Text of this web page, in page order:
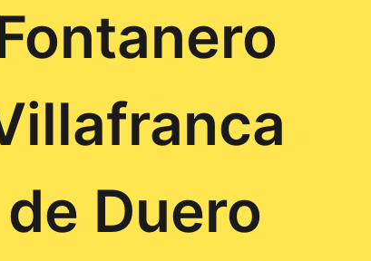
de Duero